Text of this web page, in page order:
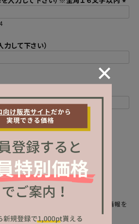
して下さい）
ん
(
必
)
クーポンやプレゼントなどのお得な情報を